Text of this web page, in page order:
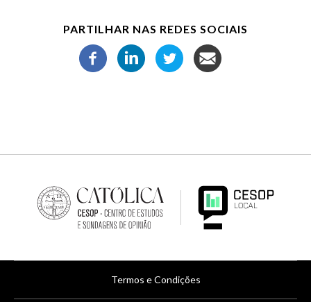
PARTILHAR NAS REDES SOCIAIS
de
Termos e Condições